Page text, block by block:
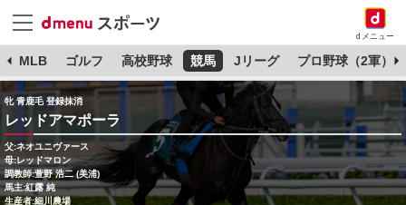
dメニュー
MLB ゴルフ 高校野球 競馬 Jリーグ プロ野球（2軍）
牝 青鹿毛 登録抹消
レッドアマポーラ
父:ネオユニヴァース
母:レッドマロン
調教師:萱野 浩二 (美浦)
馬主:紅露 純
生産者:細川農場